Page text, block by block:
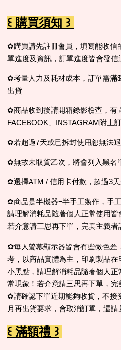
꒰ 購買須知 ꒱
✿購買請先註冊會員，填寫能收信
單進度及資訊，訂單進度皆會發信
✿考量人力及耗材成本，訂單需滿
出貨
✿商品收到後請開箱錄影檢查，有
FACEBOOK、INSTAGRAM附上
✿若超過7天或已拆封使用恕無法
✿無故未取貨乙次，將會列入黑名
✿選擇ATM / 信用卡付款，超過3
✿商品是半機器+半手工製作，手
請理解消耗品隨著個人正常使用皆
若介意請三思再下單，完美主義者
✿每人螢幕顯示器皆會有些微色差
考，以商品實體為主，印刷製品
小黑點，請理解消耗品隨著個人
常現象！若介意請三思再下單，完
✿請確認下單近期能夠收貨，不接
月再出貨要求，會取消訂單，還請
꒰ 滿額禮 ꒱